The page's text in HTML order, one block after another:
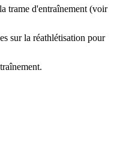
trame d'entraînement (voir
sur la réathlétisation pour